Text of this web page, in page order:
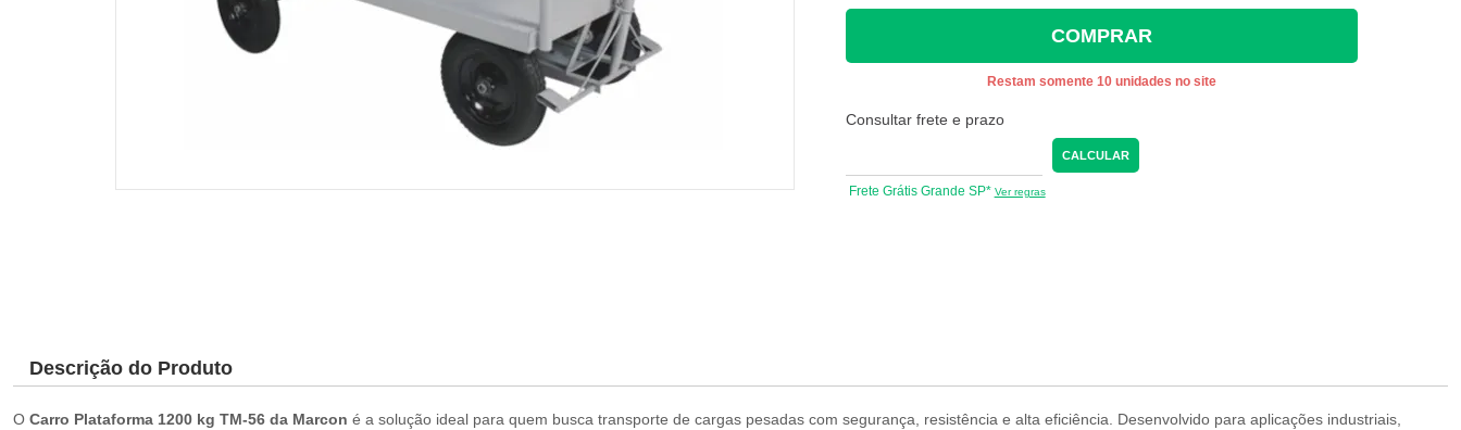
COMPRAR
Restam somente 10 unidades no site
Consultar frete e prazo
CALCULAR
Frete Grátis Grande SP* Ver regras
Descrição do Produto
O Carro Plataforma 1200 kg TM-56 da Marcon é a solução ideal para quem busca transporte de cargas pesadas com segurança, resistência e alta eficiência. Desenvolvido para aplicações industriais,